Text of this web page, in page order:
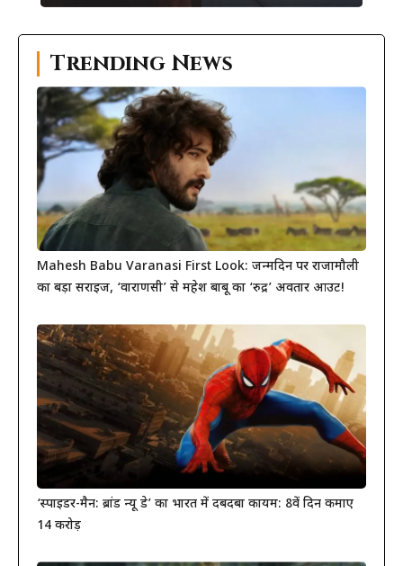
Trending News
Mahesh Babu Varanasi First Look: जन्मदिन पर राजामौली
का बड़ा सरप्राइज, ‘वाराणसी’ से महेश बाबू का ‘रुद्र’ अवतार आउट!
‘स्पाइडर-मैन: ब्रांड न्यू डे’ का भारत में दबदबा कायम: 8वें दिन कमाए
14 करोड़